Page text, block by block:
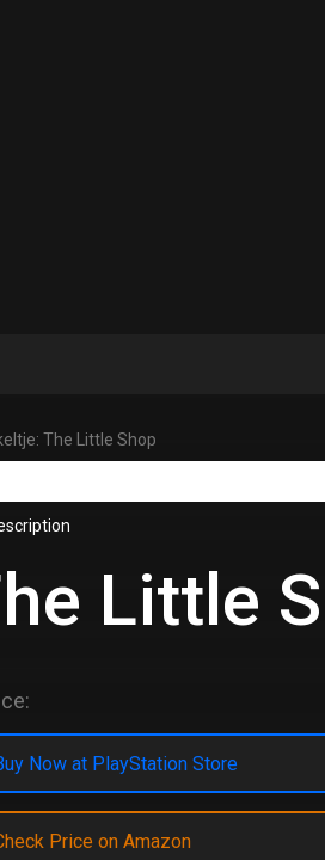
The Little Shop
Little
Now at PlayStation Store
Price on Amazon